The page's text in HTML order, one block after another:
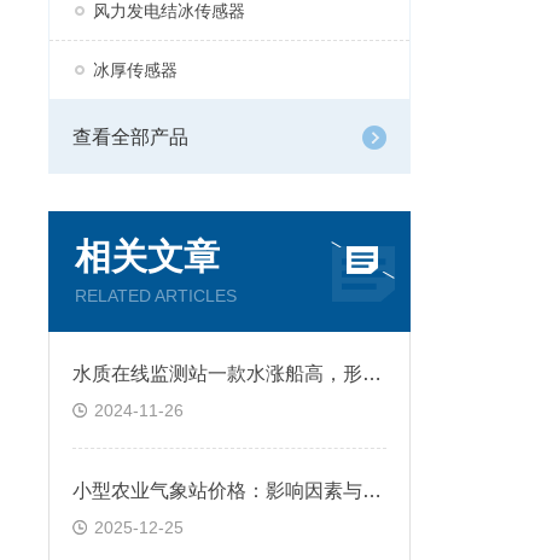
风力发电结冰传感器
冰厚传感器
查看全部产品
相关文章
RELATED ARTICLES
水质在线监测站一款水涨船高，形势渐好的水质监测站2024水质
2024-11-26
小型农业气象站价格：影响因素与市场区间
2025-12-25